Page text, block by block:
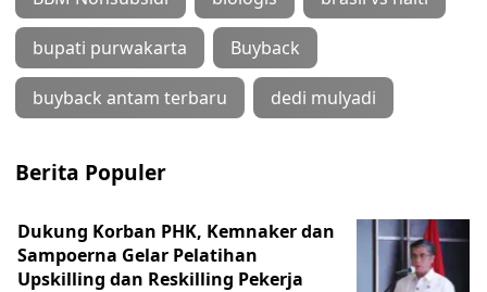
bupati purwakarta Buyback
buyback antam terbaru dedi mulyadi
Berita Populer
Dukung Korban PHK, Kemnaker dan
Sampoerna Gelar Pelatihan
Upskilling dan Reskilling Pekerja